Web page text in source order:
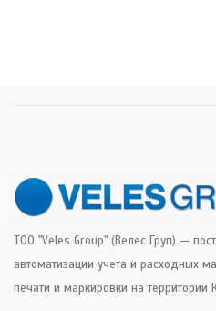
ТОО "Veles Group" (Велес Груп) —
автоматизации учета и расходных
печати и маркировки на территории